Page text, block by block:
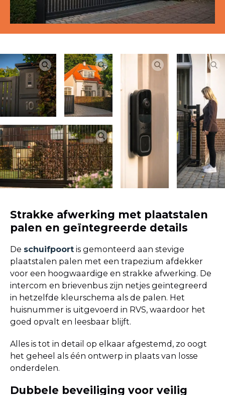
Strakke afwerking met plaatstalen
palen en geïntegreerde details
De schuifpoort is gemonteerd aan stevige
plaatstalen palen met een trapezium afdekker
voor een hoogwaardige en strakke afwerking. De
intercom en brievenbus zijn netjes geïntegreerd
in hetzelfde kleurschema als de palen. Het
huisnummer is uitgevoerd in RVS, waardoor het
goed opvalt en leesbaar blijft.
Alles is tot in detail op elkaar afgestemd, zo oogt
het geheel als één ontwerp in plaats van losse
onderdelen.
Dubbele beveiliging voor veilig